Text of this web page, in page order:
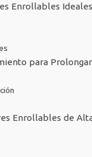
Enrollables
para
Enrollables de